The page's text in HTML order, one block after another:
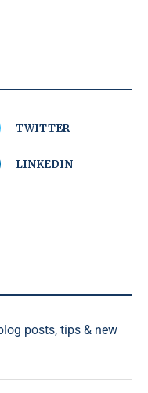
TWITTER
LINKEDIN
posts, tips & new